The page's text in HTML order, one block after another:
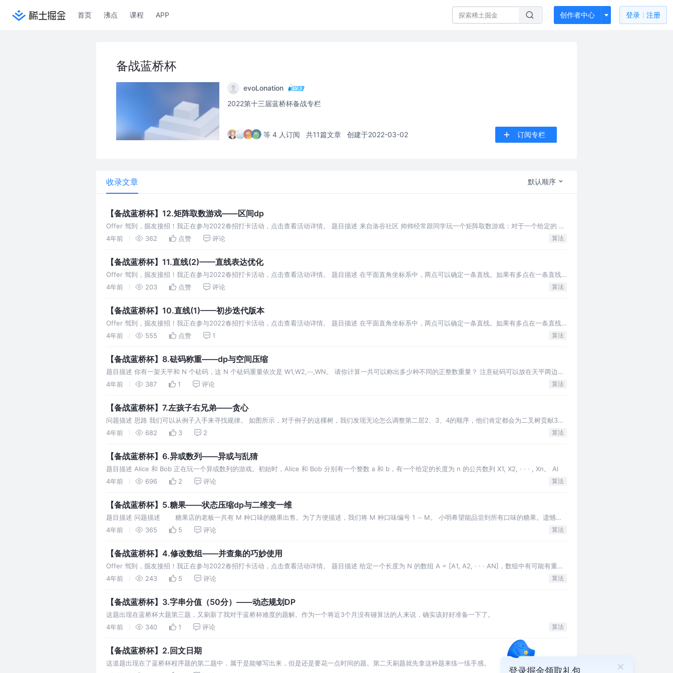
首页 沸点 课程 APP 创作者中心 登录 注册
备战蓝桥杯
evoLonation
2022第十三届蓝桥杯备战专栏
等 4 人订阅 共11篇文章 创建于2022-03-02 订阅专栏
收录文章 默认顺序
【备战蓝桥杯】12.矩阵取数游戏——区间dp
Offer 驾到，掘友接招！我正在参与2022春招打卡活动，点击查看活动详情。 题目描述 来自洛谷社区 帅帅经常跟同学玩一个矩阵取数游戏：对于一个给定的 $n
\times m$ 的矩阵，矩阵中的每个
4年前 362 点赞 评论 算法
【备战蓝桥杯】11.直线(2)——直线表达优化
Offer 驾到，掘友接招！我正在参与2022春招打卡活动，点击查看活动详情。 题目描述 在平面直角坐标系中，两点可以确定一条直线。如果有多点在一条直线
上，那么这些点中任意两点确定的直线是同一条。 给
4年前 203 点赞 评论 算法
【备战蓝桥杯】10.直线(1)——初步迭代版本
Offer 驾到，掘友接招！我正在参与2022春招打卡活动，点击查看活动详情。 题目描述 在平面直角坐标系中，两点可以确定一条直线。如果有多点在一条直线
上，那么这些点中任意两点确定的直线是同一条。 给
4年前 555 点赞 1 算法
【备战蓝桥杯】8.砝码称重——dp与空间压缩
题目描述 你有一架天平和 N 个砝码，这 N 个砝码重量依次是 W1,W2,⋅⋅⋅,WN。 请你计算一共可以称出多少种不同的正整数重量？ 注意砝码可以放在天平两边。
输入格式: 输入的第一行包含一个整
4年前 387 1 评论 算法
【备战蓝桥杯】7.左孩子右兄弟——贪心
问题描述 思路 我们可以从例子入手来寻找规律。 如图所示，对于例子的这棵树，我们发现无论怎么调整第二层2、3、4的顺序，他们肯定都会为二叉树贡献3个
深度。唯一不同的就是，如果把2结点放在最底下，那么由
4年前 682 3 2 算法
【备战蓝桥杯】6.异或数列——异或与乱猜
题目描述 Alice 和 Bob 正在玩一个异或数列的游戏。初始时，Alice 和 Bob 分别有一个整数 a 和 b，有一个给定的长度为 n 的公共数列 X1, X2, · · · , Xn。 Al
4年前
696 2 评论 算法
【备战蓝桥杯】5.糖果——状态压缩dp与二维变一维
题目描述 问题描述 糖果店的老板一共有 M 种口味的糖果出售。为了方便描述，我们将 M 种口味编号 1 ∼ M。 小明希望能品尝到所有口味的糖果。遗憾的
是老板并不单独出售糖果，而是 K 颗一包整包
4年前 365 5 评论 算法
【备战蓝桥杯】4.修改数组——并查集的巧妙使用
Offer 驾到，掘友接招！我正在参与2022春招打卡活动，点击查看活动详情。 题目描述 给定一个长度为 N 的数组 A = [A1, A2, · · · AN]，数组中有可能有重复
出现的整数。 现在
4年前 243 5 评论 算法
【备战蓝桥杯】3.字串分值（50分）——动态规划DP
这题出现在蓝桥杯大题第三题，又刷新了我对于蓝桥杯难度的题解。作为一个将近3个月没有碰算法的人来说，确实该好好准备一下了。
4年前
340 1 评论 算法
【备战蓝桥杯】2.回文日期
这道题出现在了蓝桥杯程序题的第二题中，属于是能够写出来，但是还是要花一点时间的题。第二天刷题就先拿这种题来练一练手感。
登录掘金领取礼包